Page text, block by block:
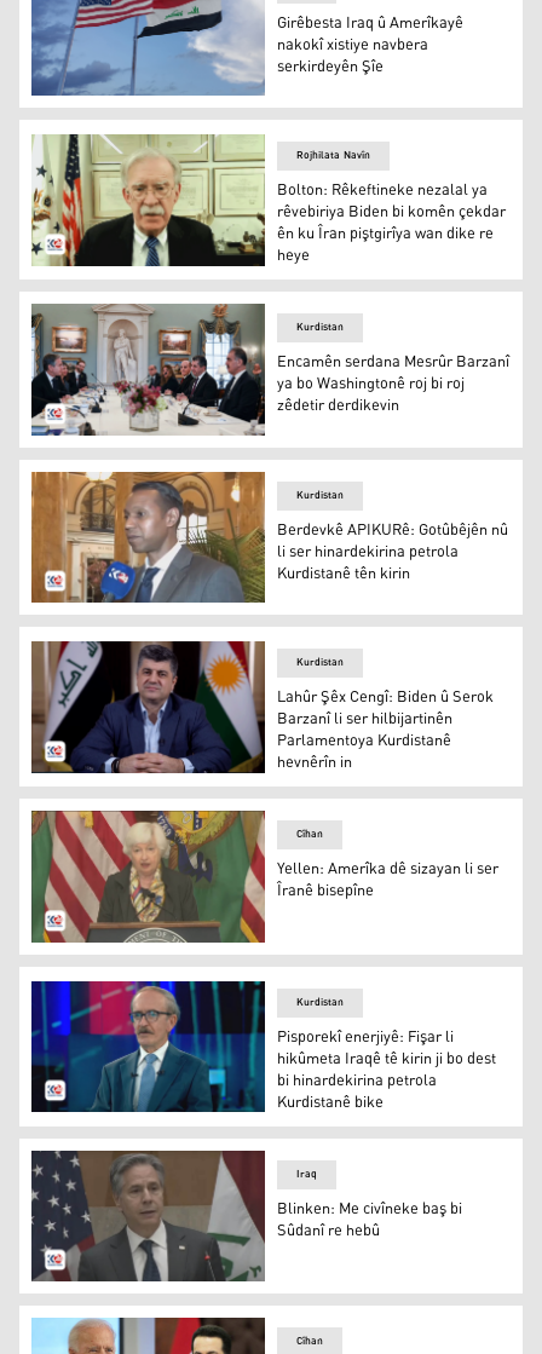
Girêbesta Iraq û Amerîkayê nakokî xistiye navbera
Girêbesta Iraq û Amerîkayê
nakokî xistiye navbera
serkirdeyên Şîe
Bolton: Rêkeftineke nezalal ya rêvebiriya Biden bi
Rojhilata Navîn
Bolton: Rêkeftineke nezalal ya
rêvebiriya Biden bi komên çekdar
ên ku Îran piştgirîya wan dike re
heye
Encamên serdana Mesrûr Barzanî ya bo Washingtonê
Kurdistan
Encamên serdana Mesrûr Barzanî
ya bo Washingtonê roj bi roj
zêdetir derdikevin
Berdevkê APIKURê: Gotûbêjên nû li ser hinardekirina
Kurdistan
Berdevkê APIKURê: Gotûbêjên nû
li ser hinardekirina petrola
Kurdistanê tên kirin
Lahûr Şêx Cengî: Biden û Serok Barzanî li ser
Kurdistan
Lahûr Şêx Cengî: Biden û Serok
Barzanî li ser hilbijartinên
Parlamentoya Kurdistanê
hevnêrîn in
Yellen: Amerîka dê sizayan li ser Îranê bisepîne
Cîhan
Yellen: Amerîka dê sizayan li ser
Îranê bisepîne
Pisporekî enerjiyê: Fişar li hikûmeta Iraqê tê kirin ji bo
Kurdistan
Pisporekî enerjiyê: Fişar li
hikûmeta Iraqê tê kirin ji bo dest
bi hinardekirina petrola
Kurdistanê bike
Antony Blinken
Iraq
Blinken: Me civîneke baş bi
Sûdanî re hebû
Cîhan